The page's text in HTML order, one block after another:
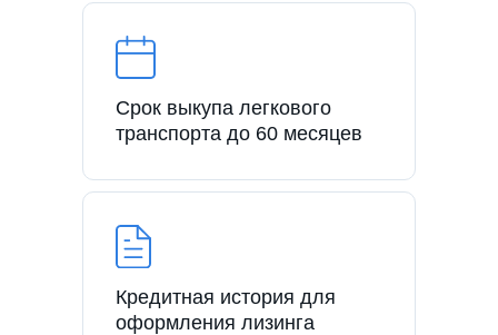
Срок выкупа легкового
транспорта до 60 месяцев
Кредитная история для
оформления лизинга